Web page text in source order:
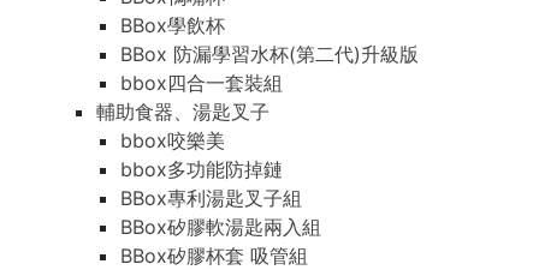
BBox學飲杯
BBox 防漏學習水杯(第二代)升級版
bbox四合一套裝組
輔助食器、湯匙叉子
bbox咬樂美
bbox多功能防掉鏈
BBox專利湯匙叉子組
BBox矽膠軟湯匙兩入組
BBox矽膠杯套 吸管組